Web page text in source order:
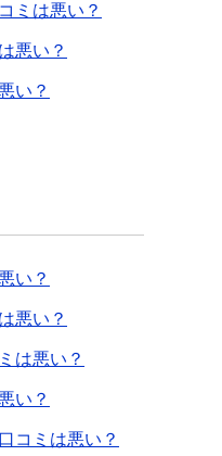
ミは悪い？
悪い？
い？
い？
悪い？
は悪い？
い？
コミは悪い？